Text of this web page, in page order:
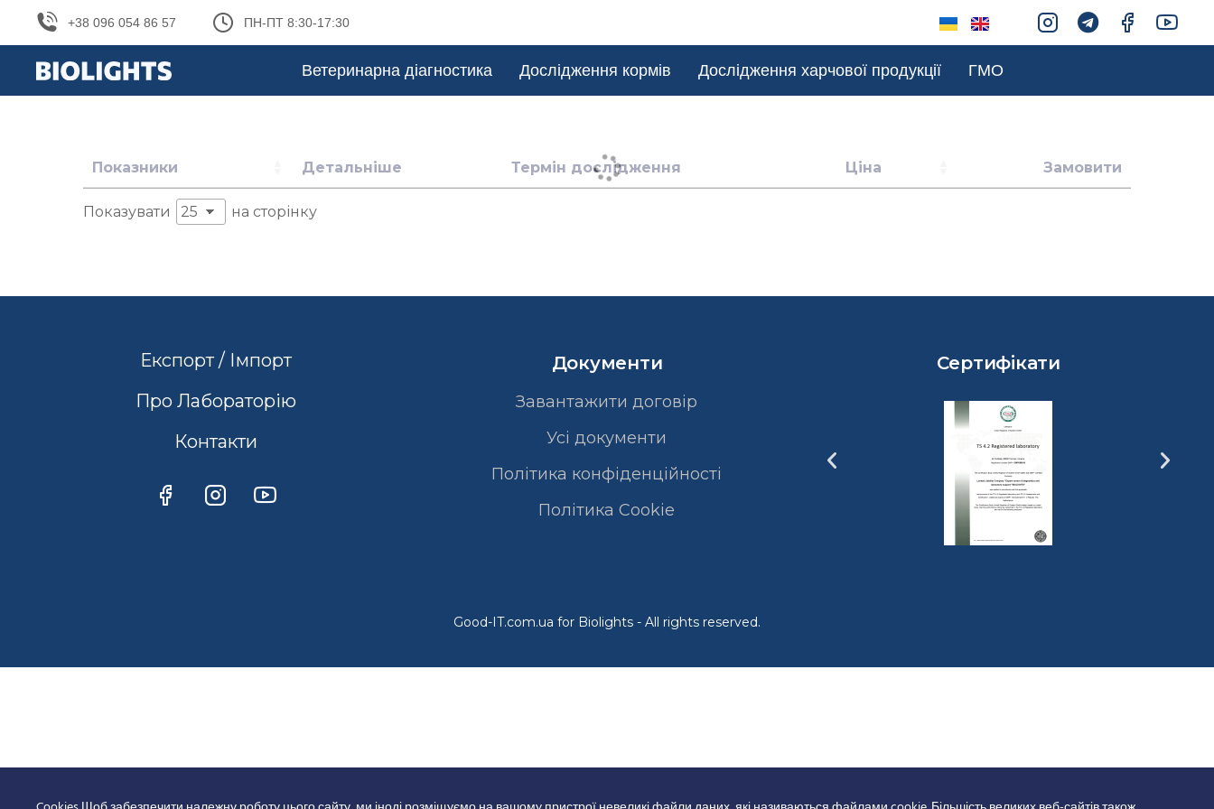
+38 096 054 86 57 ПН-ПТ 8:30-17:30
Ветеринарна діагностика Дослідження кормів Дослідження харчової продукції ГМО
Показники Детальніше Термін дослідження Ціна Замовити
Показувати на сторінку
Експорт / Імпорт
Про Лабораторію
Контакти
Документи
Завантажити договір
Усі документи
Політика конфіденційності
Полiтика Cookie
Сертифікати
Good-IT.com.ua for Biolights - All rights reserved.